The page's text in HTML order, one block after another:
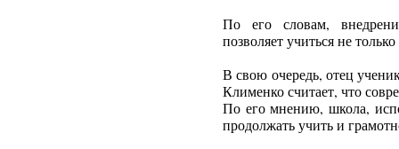
По его словам,
позволяет учиться не
В свою очередь, отец
Клименко считает, что
По его мнению, школа,
продолжать учить и